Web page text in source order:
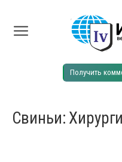
Получить
Свиньи: